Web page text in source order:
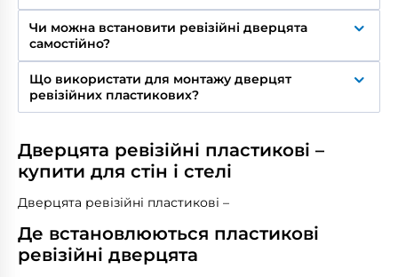
Пластикові – найекономніший варіант, не
іржавіють, краще підходять для приміщень з
більшою вологістю, як от ванна чи кухня. Металеві
– міцніші і більше використовуються для технічних
і комерційних приміщень з підвищеними
навантаженнями.
Чи можна встановити ревізійні дверцята
самостійно?
Так. Монтаж не потребує спеціальних інструментів:
зазвичай дверцята кріпляться на монтажну рамку,
що йде в комплекті, що встановлюється у
підготовлений отвір.
Що використати для монтажу дверцят
ревізійних пластикових?
Ревізійні люки можна легко зафіксувати в отворі
саморізів.
Дверцята ревізійні пластикові –
купити для стін і стелі
Дверцята ревізійні пластикові –
Де встановлюються пластикові
ревізійні дверцята